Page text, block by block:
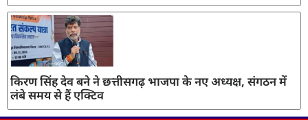
किरण सिंह देव बने ने छत्तीसगढ़ भाजपा के नए अध्यक्ष, संगठन में
लंबे समय से हैं एक्टिव